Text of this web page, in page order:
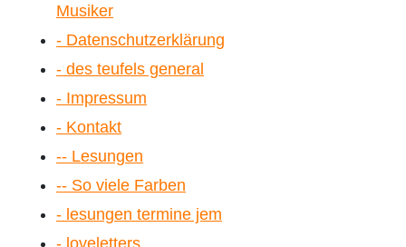
Musiker
- Datenschutzerklärung
- des teufels general
- Impressum
- Kontakt
-- Lesungen
-- So viele Farben
- lesungen termine jem
- loveletters